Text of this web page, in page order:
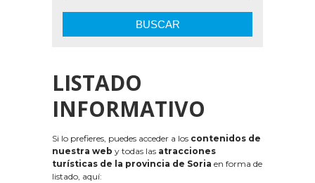
BUSCAR
LISTADO
INFORMATIVO
Si lo prefieres, puedes acceder a los contenidos de
nuestra web y todas las atracciones
turísticas de la provincia de Soria en forma de
listado, aquí: